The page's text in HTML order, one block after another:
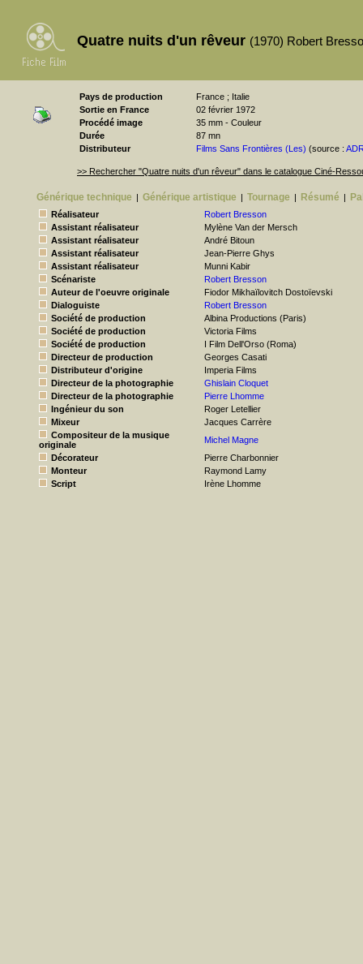
Quatre nuits d'un rêveur (1970) Robert
Pays de production
France ; Italie
Sortie en France
02 février 1972
Procédé image
35 mm - Couleur
Durée
87 mn
Distributeur
Films Sans Frontières (Les) (source :
>> Rechercher "Quatre nuits d'un rêveur" dans le catalogue Ciné-
Générique technique | Générique artistique | Tournage | Résumé |
Réalisateur
Robert Bresson
Assistant réalisateur
Mylène Van der Mersch
Assistant réalisateur
André Bitoun
Assistant réalisateur
Jean-Pierre Ghys
Assistant réalisateur
Munni Kabir
Scénariste
Robert Bresson
Auteur de l'oeuvre originale
Fiodor Mikhaïlovitch Dostoïevski
Dialoguiste
Robert Bresson
Société de production
Albina Productions (Paris)
Société de production
Victoria Films
Société de production
I Film Dell'Orso (Roma)
Directeur de production
Georges Casati
Distributeur d'origine
Imperia Films
Directeur de la photographie
Ghislain Cloquet
Directeur de la photographie
Pierre Lhomme
Ingénieur du son
Roger Letellier
Mixeur
Jacques Carrère
Compositeur de la musique
originale
Michel Magne
Décorateur
Pierre Charbonnier
Monteur
Raymond Lamy
Script
Irène Lhomme